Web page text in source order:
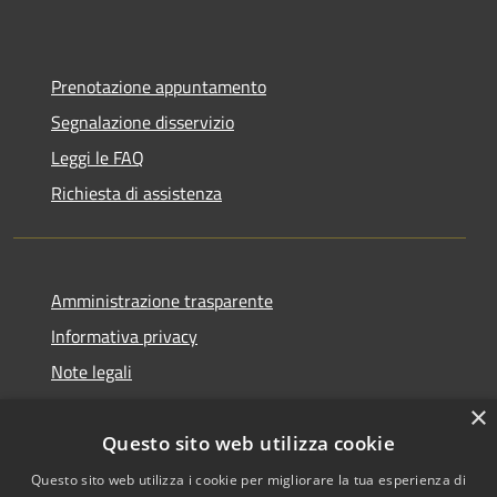
Prenotazione appuntamento
Segnalazione disservizio
Leggi le FAQ
Richiesta di assistenza
Amministrazione trasparente
Informativa privacy
Note legali
×
Questo sito web utilizza cookie
Questo sito web utilizza i cookie per migliorare la tua esperienza di